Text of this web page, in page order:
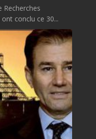
Recherches
conclu ce 30...